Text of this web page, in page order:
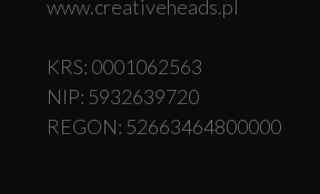
www.creativeheads.pl
KRS: 0001062563
NIP: 5932639720
REGON: 52663464800000